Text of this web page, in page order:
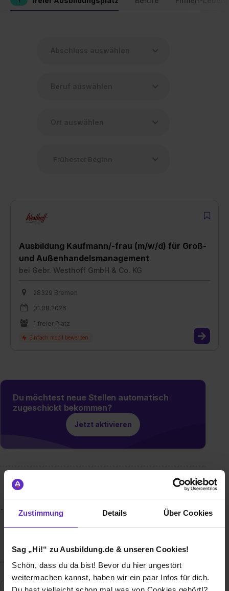
Zustimmung Details Über Cookies
Sag „Hi!“ zu Ausbildung.de & unseren Cookies!
Schön, dass du da bist! Bevor du hier ungestört
weitermachen kannst, haben wir ein paar Infos für dich.
Ausbildung Kaufmann/-frau (m/w/d) für Groß-
und Außenhandelsmanagement
bei Gebr. Westhoff GmbH & Co. KG
28329 Bremen
01.08.2026
1 freier Platz
Du möchtest neue Stellen automatisch
zugeschickt bekommen?
Jetzt aktivieren
...Kaffee nach Wasser das meistgetrunkene Getränk der Welt
ist? Täglich werden über 2,25 Milliarden Tassen Kaffee
konsumiert – eine gigantische Menge, die zeigt, wie